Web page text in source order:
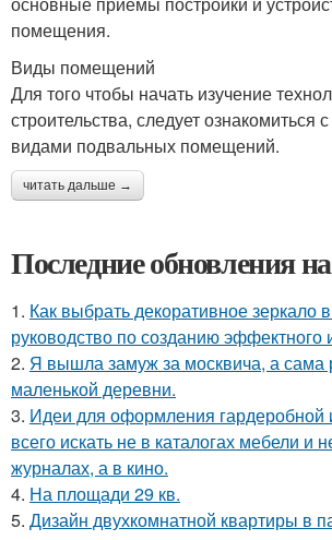
помещения.
Виды помещений
Для того чтобы начать изучение
строительства, следует ознакомиться
видами подвальных помещений.
читать дальше →
Последние обновления
1. Как выбрать декоративное зеркало
руководство по созданию эффектного
2. Я вышла замуж за москвича, а сама
маленькой деревни.
3. Идеи для оформления гардеробной
всего искать не в каталогах мебели и
журналах, а в кино.
4. На площади 29 кв.
5. Дизайн двухкомнатной квартиры в